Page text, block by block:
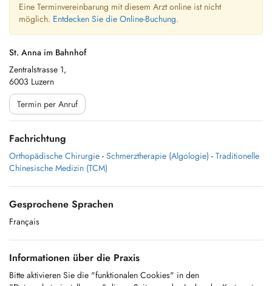
Eine Terminvereinbarung mit diesem Arzt online ist nicht
möglich. Entdecken Sie die Online-Buchung.
St. Anna im Bahnhof
Zentralstrasse 1,
6003 Luzern
Termin per Anruf
Fachrichtung
Orthopädische Chirurgie - Schmerztherapie (Algologie) - Traditionelle
Chinesische Medizin (TCM)
Gesprochene Sprachen
Français
Informationen über die Praxis
Bitte aktivieren Sie die "funktionalen Cookies" in den